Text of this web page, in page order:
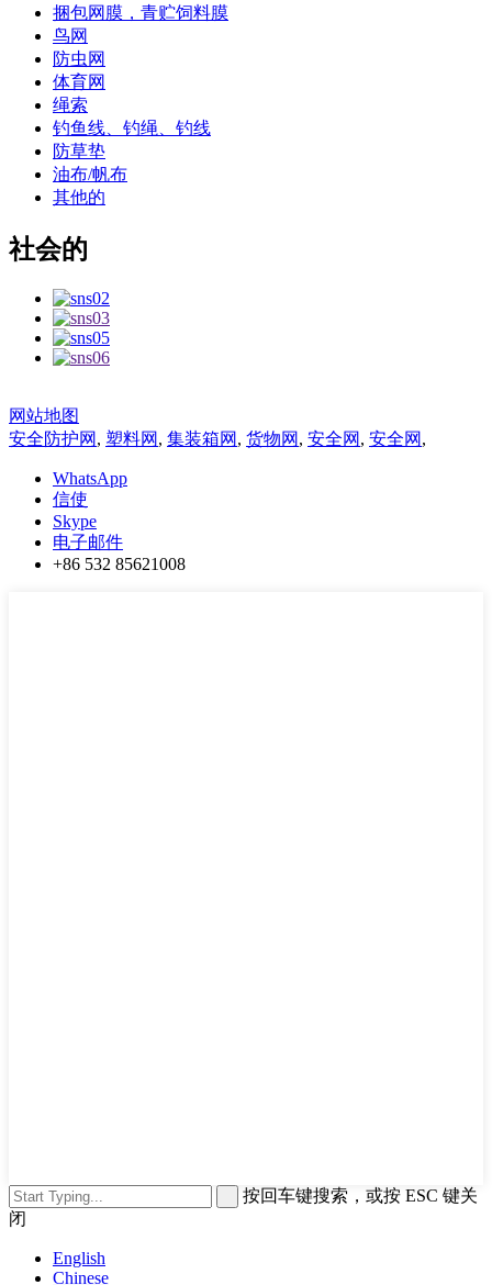
捆包网膜，青贮饲料膜
鸟网
防虫网
体育网
绳索
钓鱼线、钓绳、钓线
防草垫
油布/帆布
其他的
社会的
网站地图
安全防护网 , 塑料网 , 集装箱网 , 货物网 , 安全网 , 安全网 ,
WhatsApp
信使
Skype
电子邮件
+86 532 85621008
按回车键搜索，或按 ESC 键关
闭
English
Chinese